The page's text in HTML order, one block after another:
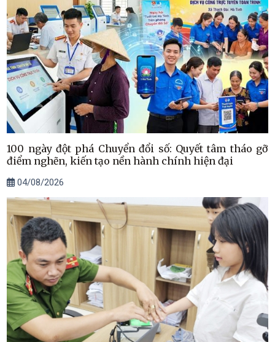
100 ngày đột phá Chuyển đổi số: Quyết tâm tháo gỡ
điểm nghẽn, kiến tạo nền hành chính hiện đại
04/08/2026